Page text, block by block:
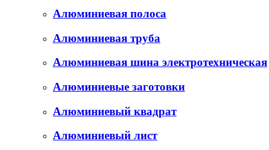
Алюминиевая полоса
Алюминиевая труба
Алюминиевая шина электротехническая
Алюминиевые заготовки
Алюминиевый квадрат
Алюминиевый лист